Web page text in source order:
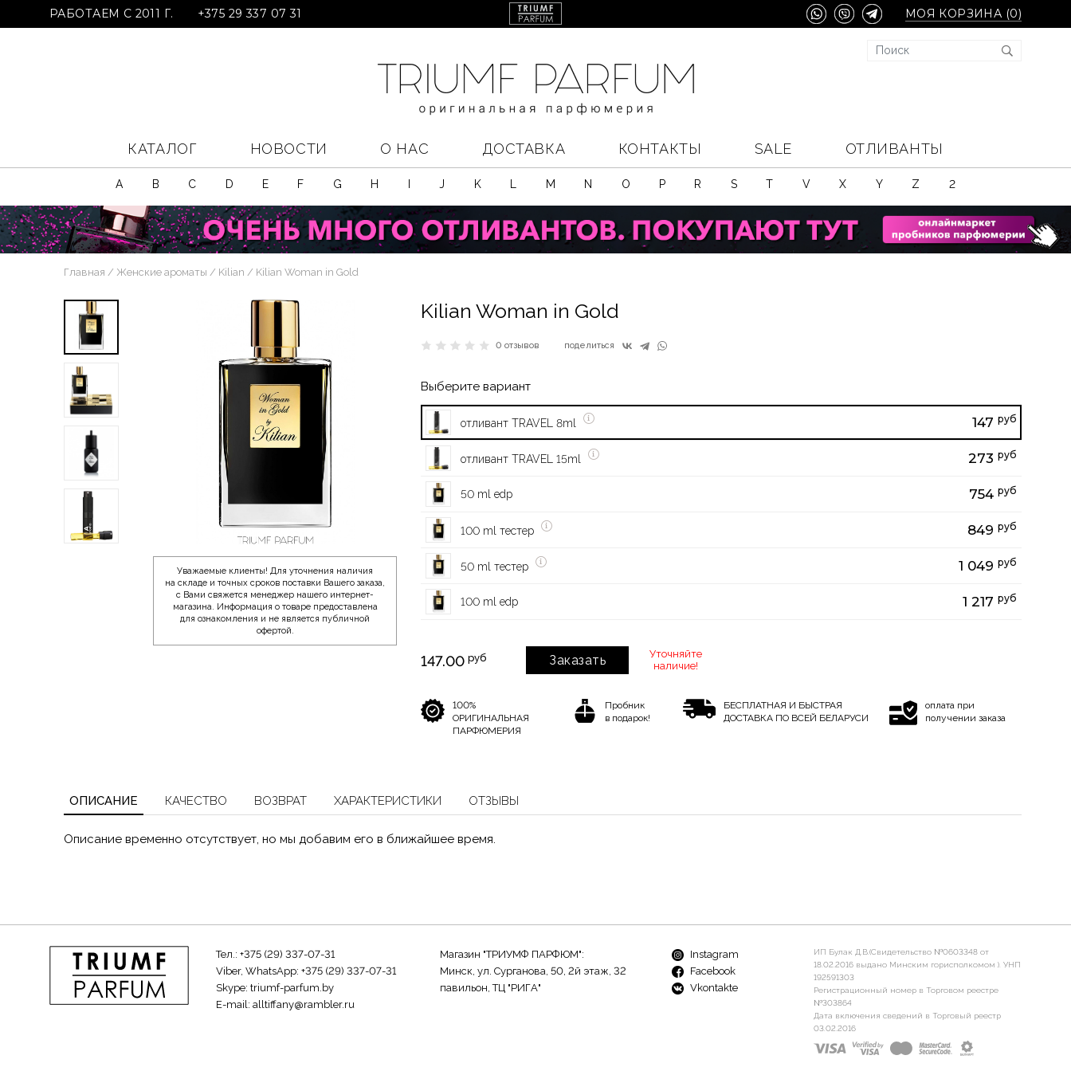
РАБОТАЕМ С 2011 Г. +375 29 337 07 31 МОЯ КОРЗИНА (0)
КАТАЛОГ НОВОСТИ О НАС ДОСТАВКА КОНТАКТЫ SALE ОТЛИВАНТЫ
A B C D E F G H J K M N O P R S T V X Y Z 2
Главная Женские ароматы Kilian Kilian Woman in Gold
Уважаемые клиенты! Для уточнения наличия
на складе и точных сроков поставки Вашего заказа,
с Вами свяжется менеджер нашего интернет-
магазина. Информация о товаре предоставлена
для ознакомления и не является публичной
офертой.
Kilian Woman in Gold
0 отзывов поделиться
Выберите вариант
отливант TRAVEL 8ml 147 руб
отливант TRAVEL 15ml 273 руб
50 ml edp 754 руб
100 ml тестер 849 руб
50 ml тестер 1 049 руб
100 ml edp 1 217 руб
147.00 руб Заказать
Уточняйте
наличие!
100%
ОРИГИНАЛЬНАЯ
ПАРФЮМЕРИЯ
Пробник
в подарок!
БЕСПЛАТНАЯ И БЫСТРАЯ
ДОСТАВКА ПО ВСЕЙ БЕЛАРУСИ
оплата при
получении заказа
ОПИСАНИЕ КАЧЕСТВО ВОЗВРАТ ХАРАКТЕРИСТИКИ ОТЗЫВЫ
Описание временно отсутствует, но мы добавим его в ближайшее время.
Тел.: +375 (29) 337-07-31
Viber, WhatsApp: +375 (29) 337-07-31
Skype: triumf-parfum.by
E-mail: alltiffany@rambler.ru
Магазин "ТРИУМФ ПАРФЮМ":
Минск, ул. Сурганова, 50, 2й этаж, 32
павильон, ТЦ "РИГА"
Instagram
Facebook
Vkontakte
ИП Булак Д.В.(Свидетельство №0603348 от
18.02.2016 выдано Минским горисполкомом ). УНП
192591303
Регистрационный номер в Торговом реестре
№303864
Дата включения сведений в Торговый реестр
03.02.2016